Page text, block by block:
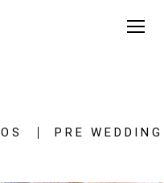
PRE WEDDING